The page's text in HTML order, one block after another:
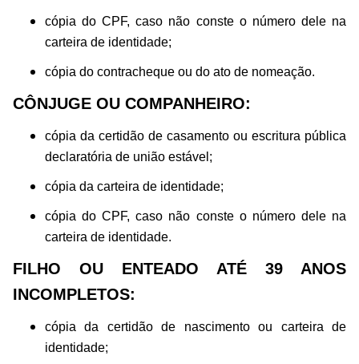
cópia do CPF, caso não conste o número dele na
carteira de identidade;
cópia do contracheque ou do ato de nomeação.
CÔNJUGE OU COMPANHEIRO:
cópia da certidão de casamento ou escritura pública
declaratória de união estável;
cópia da carteira de identidade;
cópia do CPF, caso não conste o número dele na
carteira de identidade.
FILHO OU ENTEADO ATÉ 39 ANOS
INCOMPLETOS:
cópia da certidão de nascimento ou carteira de
identidade;